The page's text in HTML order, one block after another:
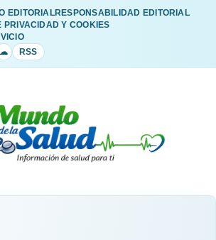
EDITORIALRESPONSABILIDAD EDITORIAL
PRIVACIDAD Y COOKIES
☁ RSS